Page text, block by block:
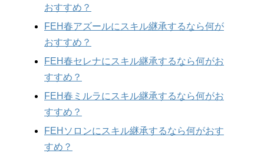
おすすめ？
FEH春アズールにスキル継承するなら何が
おすすめ？
FEH春セレナにスキル継承するなら何がお
すすめ？
FEH春ミルラにスキル継承するなら何がお
すすめ？
FEHソロンにスキル継承するなら何がおす
すめ？